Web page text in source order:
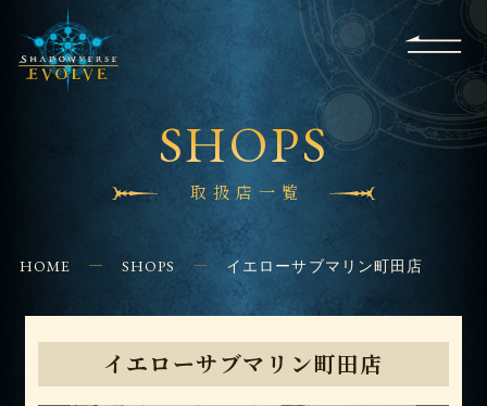
Q&A
BEGINNERS
APPLICATION
CONTACT
SHOPS
取扱店一覧
HOME SHOPS イエローサブマリン町田店
イエローサブマリン町田店